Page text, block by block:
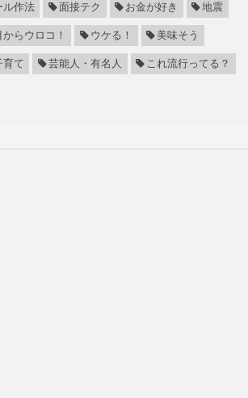
ル作法 面接テク お金が好き 地震
からウロコ！ ウケる！ 美味そう
育て 芸能人・有名人 これ流行ってる？